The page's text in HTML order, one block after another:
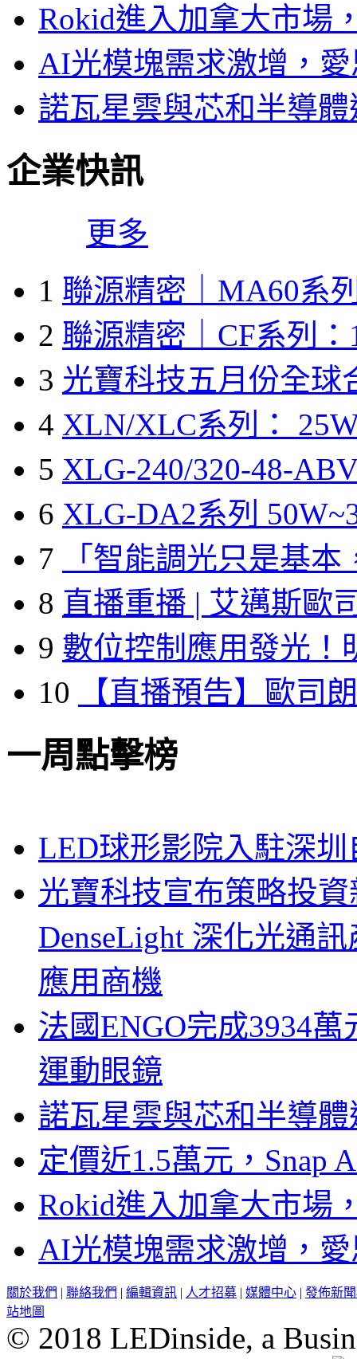
Rokid進入加拿大市場
AI光模塊需求激增，
諾瓦星雲與芯和半導
企業快訊
更多
1 聯源精密｜MA60系
2 聯源精密｜CF系列：
3 光寶科技五月份全球
4 XLN/XLC系列：
5 XLG-240/320-48-
6 XLG-DA2系列
7
「智能調光只是基本
8 直播重播 | 艾邁斯歐
9 數位控制應用發光！
10
【直播預告】歐司
一周點擊榜
LED球形影院入駐深
光寶科技宣布策略投
DenseLight 深化光通
應用商機
法國ENGO完成3934
運動眼鏡
諾瓦星雲與芯和半導
定價近1.5萬元，Snap
Rokid進入加拿大市場
AI光模塊需求激增，
關於我們 | 聯絡我們 | 編輯資訊 | 人才招募 | 媒體中心 | 發佈新
站地圖
© 2018 LEDinside, a